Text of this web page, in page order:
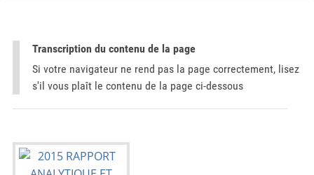
Transcription du contenu de la page
Si votre navigateur ne rend pas la page correctement, lisez
s'il vous plaît le contenu de la page ci-dessous